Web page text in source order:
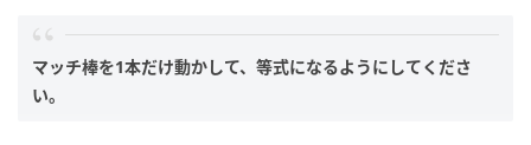
マッチ棒を1本だけ動かして、等式になるようにしてくださ
い。